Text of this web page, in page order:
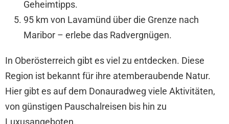
Geheimtipps.
95 km von Lavamünd über die Grenze nach
Maribor – erlebe das Radvergnügen.
In Oberösterreich gibt es viel zu entdecken. Diese
Region ist bekannt für ihre atemberaubende Natur.
Hier gibt es auf dem Donauradweg viele Aktivitäten,
von günstigen Pauschalreisen bis hin zu
Luxusangeboten.